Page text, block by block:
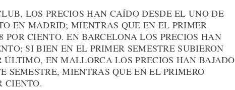
LOS PRECIOS HAN CAÍDO DESDE EL UNO DE
EN MADRID; MIENTRAS QUE EN EL PRIMER
POR CIENTO. EN BARCELONA LOS PRECIOS HAN
SI BIEN EN EL PRIMER SEMESTRE SUBIERON
ÚLTIMO, EN MALLORCA LOS PRECIOS HAN BAJADO
SEMESTRE, MIENTRAS QUE EN EL PRIMERO
CIENTO.